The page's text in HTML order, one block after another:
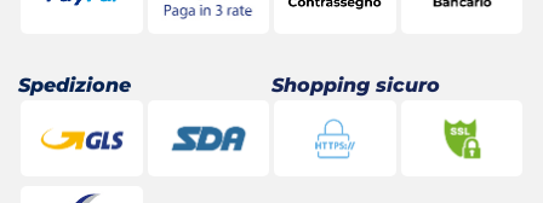
Spedizione Shopping sicuro